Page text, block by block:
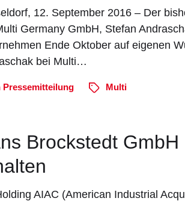
12. September 2016 – Der
Germany GmbH, Stefan
Ende Oktober auf eigenen
bei Multi…
Pressemitteilung Multi
Brockstedt GmbH
AIAC (American Industrial